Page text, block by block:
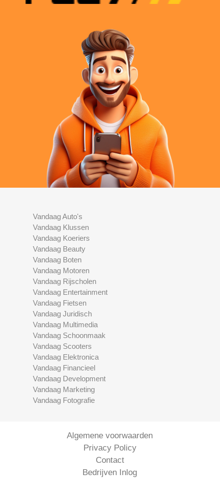
Vandaag Auto's
Vandaag Klussen
Vandaag Koeriers
Vandaag Beauty
Vandaag Boten
Vandaag Motoren
Vandaag Rijscholen
Vandaag Entertainment
Vandaag Fietsen
Vandaag Juridisch
Vandaag Multimedia
Vandaag Schoonmaak
Vandaag Scooters
Vandaag Elektronica
Vandaag Financieel
Vandaag Development
Vandaag Marketing
Vandaag Fotografie
Algemene voorwaarden
Privacy Policy
Contact
Bedrijven Inlog